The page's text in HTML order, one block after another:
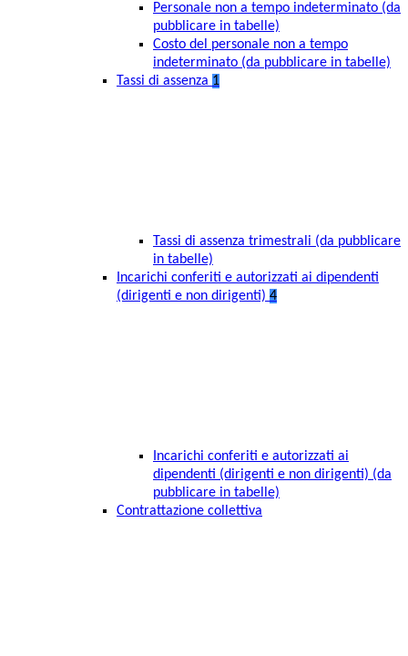
Personale non a tempo indeterminato (da
pubblicare in tabelle)
Costo del personale non a tempo
indeterminato (da pubblicare in tabelle)
Tassi di assenza 1
Tassi di assenza trimestrali (da pubblicare
in tabelle)
Incarichi conferiti e autorizzati ai dipendenti
(dirigenti e non dirigenti) 4
Incarichi conferiti e autorizzati ai
dipendenti (dirigenti e non dirigenti) (da
pubblicare in tabelle)
Contrattazione collettiva